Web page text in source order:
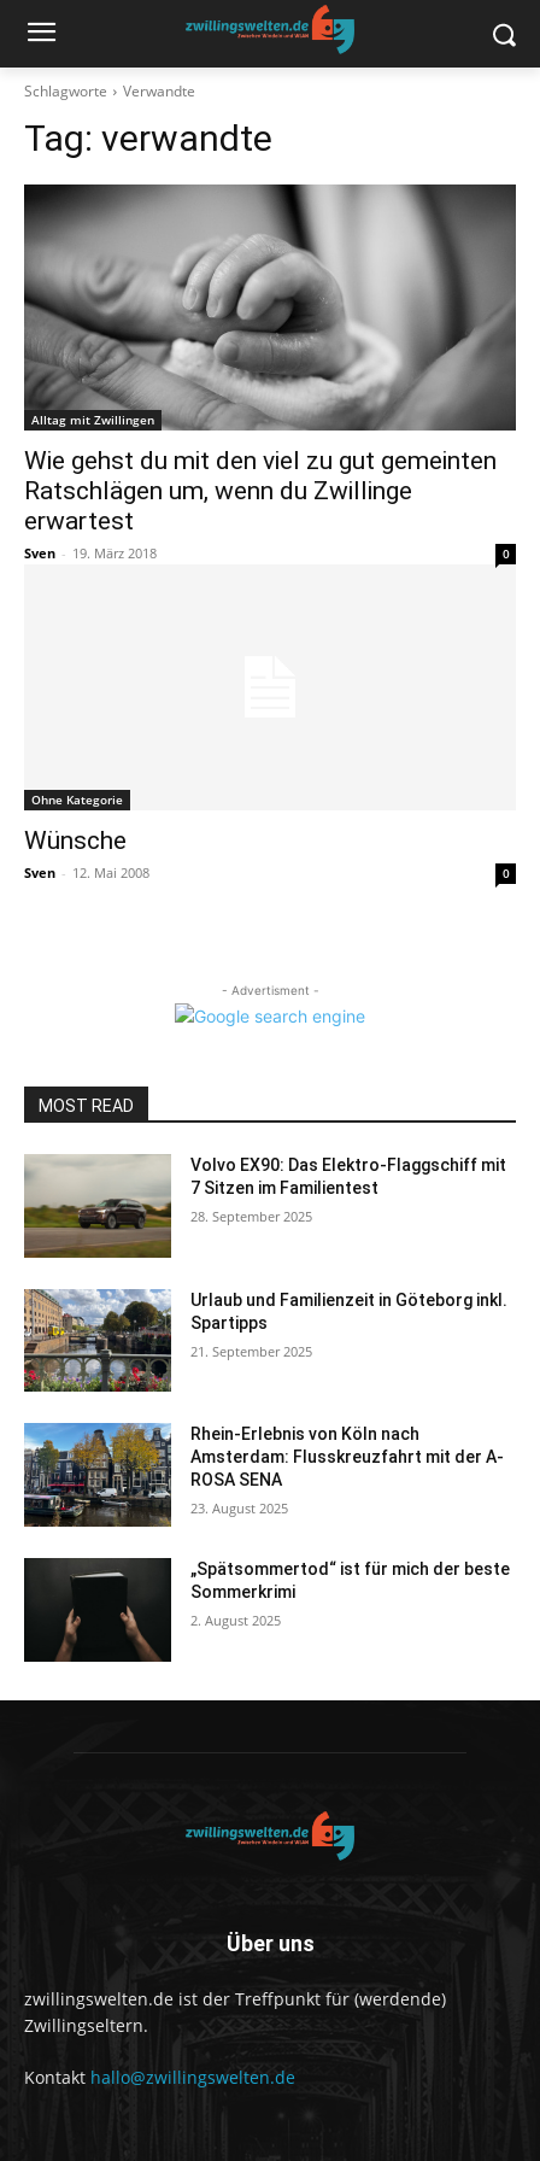
Schlagworte Verwandte
Tag: verwandte
Alltag mit Zwillingen
Wie gehst du mit den viel zu gut gemeinten
Ratschlägen um, wenn du Zwillinge
erwartest
Sven - 19. März 2018 0
Ohne Kategorie
Wünsche
Sven - 12. Mai 2008 0
- Advertisment -
MOST READ
Volvo EX90: Das Elektro-Flaggschiff mit
7 Sitzen im Familientest
28. September 2025
Urlaub und Familienzeit in Göteborg inkl.
Spartipps
21. September 2025
Rhein-Erlebnis von Köln nach
Amsterdam: Flusskreuzfahrt mit der A-
ROSA SENA
23. August 2025
„Spätsommertod“ ist für mich der beste
Sommerkrimi
2. August 2025
Über uns
zwillingswelten.de ist der Treffpunkt für (werdende)
Zwillingseltern.
Kontakt hallo@zwillingswelten.de